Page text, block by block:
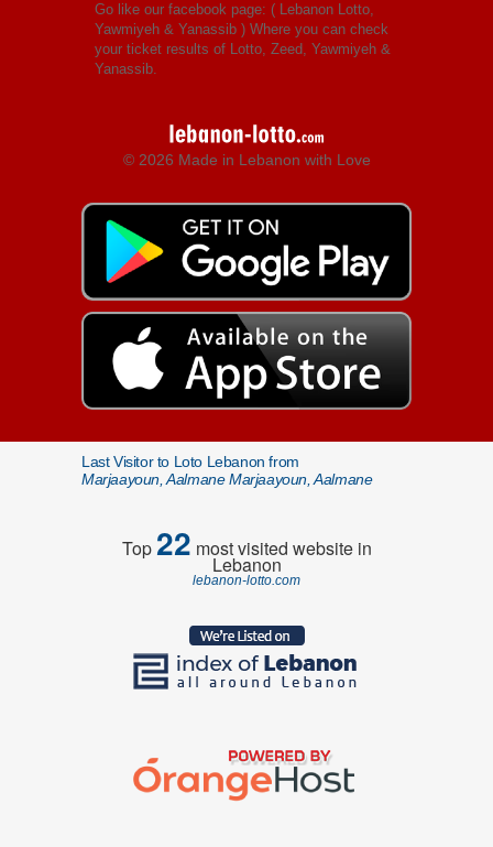
Go like our facebook page: ( Lebanon Lotto,
Yawmiyeh & Yanassib ) Where you can check
your ticket results of Lotto, Zeed, Yawmiyeh &
Yanassib.
© 2026 Made in Lebanon with Love
Last Visitor to Loto Lebanon from
Marjaayoun, Aalmane Marjaayoun, Aalmane
Top22 most visited website in
Lebanon
lebanon-lotto.com